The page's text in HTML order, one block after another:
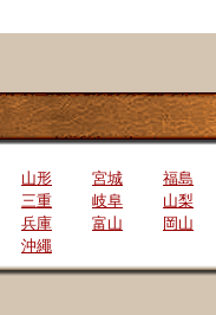
山形 宮城
福島
三重 岐阜
山梨
兵庫 富山
岡山
沖繩